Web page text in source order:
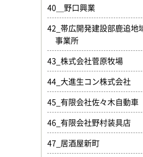
40＿野口興業
42_帯広開発建設部鹿追地
事業所
43_株式会社菅原牧場
44_大進生コン株式会社
45_有限会社佐々木自動車
46_有限会社野村装具店
47_居酒屋新町